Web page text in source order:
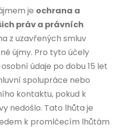
je ochrana a
práv a právních
z uzavřených smluv
újmy. Pro tyto účely
údaje po dobu 15 let
spolupráce nebo
kontaktu, pokud k
nedošlo. Tato lhůta je
k promlčecím lhůtám